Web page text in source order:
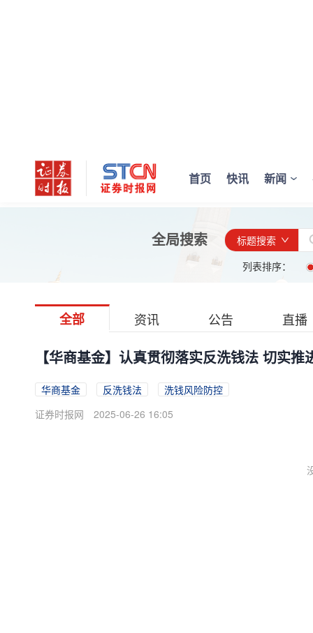
首页 快讯 新闻
全局搜索
标题搜索
列表排序：
全部 资讯 公告 直播
【华商基金】认真贯彻落实反洗钱法 切实推
华商基金 反洗钱法
洗钱风险防控
证券时报网
2025-06-26 16:05